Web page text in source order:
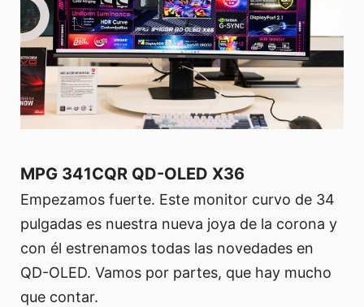
MPG 341CQR QD-OLED X36
Empezamos fuerte. Este monitor curvo de 34
pulgadas es nuestra nueva joya de la corona y
con él estrenamos todas las novedades en
QD-OLED. Vamos por partes, que hay mucho
que contar.